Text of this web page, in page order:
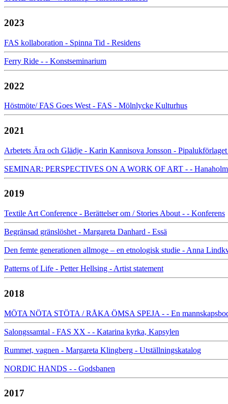
2023
FAS kollaboration - Spinna Tid - Residens
Ferry Ride - - Konstseminarium
2022
Höstmöte/ FAS Goes West - FAS - Mölnlycke Kulturhus
2021
Arbetets Ära och Glädje - Karin Kannisova Jonsson - Pipalukförlaget
SEMINAR: PERSPECTIVES ON A WORK OF ART - -
2019
Textile Art Conference - Berättelser om / Stories About - - Konferens
Begränsad gränslöshet - Margareta Danhard - Essä
Den femte generationen allmoge – en etnologisk studie - Anna
Patterns of Life - Petter Hellsing - Artist statement
2018
MÖTA NÖTA STÖTA / RÅKA ÖMSA SPEJA - - En
Salongssamtal - FAS XX - - Katarina kyrka, Kapsylen
Rummet, vagnen - Margareta Klingberg - Utställningskatalog
NORDIC HANDS - - Godsbanen
2017